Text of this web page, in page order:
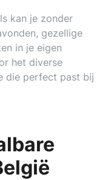
kan je zonder
gezellige
in je eigen
het diverse
die perfect past bij